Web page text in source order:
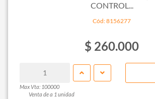
CONTROL...
Cód: 8156277
$ 260.000
Max Vta: 100000
Venta de a 1 unidad